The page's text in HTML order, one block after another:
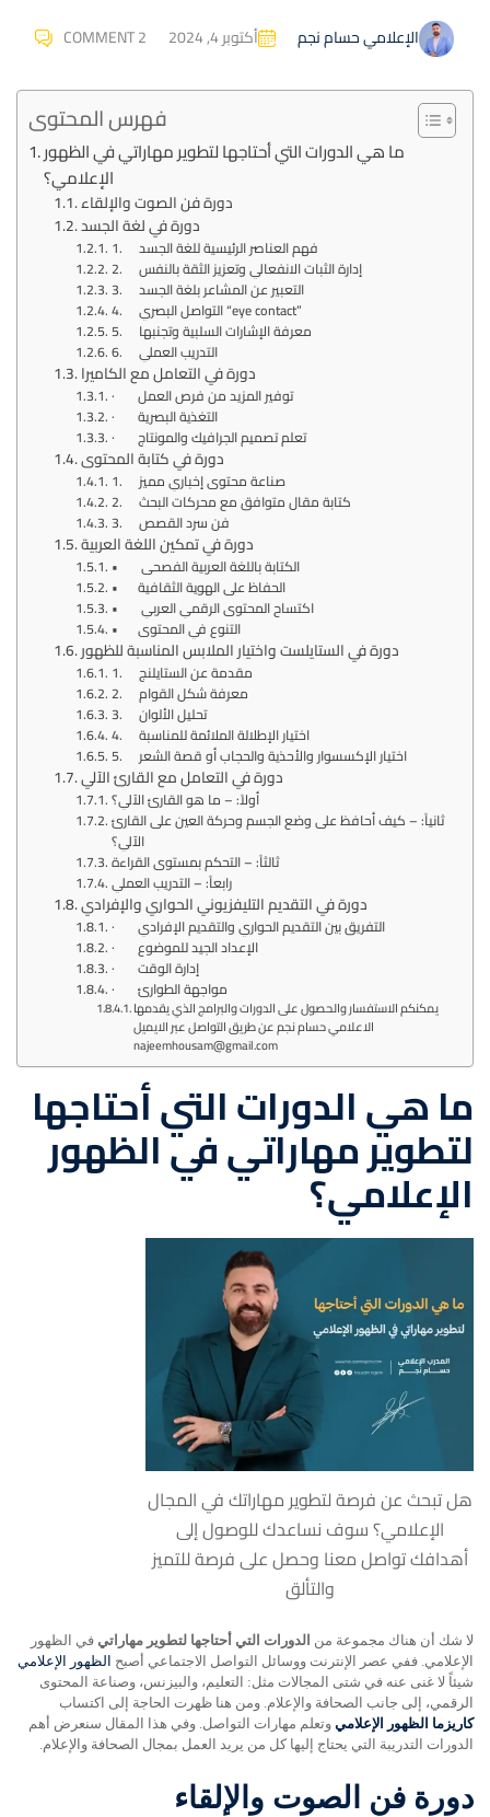
الإعلامي حسام نجم أكتوبر 4, 2024 COMMENT 2
فهرس المحتوى
ما هي الدورات التي أحتاجها لتطوير مهاراتي في الظهور
الإعلامي؟
دورة فن الصوت والإلقاء
دورة في لغة الجسد
1. فهم العناصر الرئيسية للغة الجسد
2. إدارة الثبات الانفعالي وتعزيز الثقة بالنفس
3. التعبير عن المشاعر بلغة الجسد
4. التواصل البصري “eye contact”
5. معرفة الإشارات السلبية وتجنبها
6. التدريب العملي
دورة في التعامل مع الكاميرا
· توفير المزيد من فرص العمل
· التغذية البصرية
· تعلم تصميم الجرافيك والمونتاج
دورة في كتابة المحتوى
1. صناعة محتوى إخباري مميز
2. كتابة مقال متوافق مع محركات البحث
3. فن سرد القصص
دورة في تمكين اللغة العربية
• الكتابة باللغة العربية الفصحى
• الحفاظ على الهوية الثقافية
• اكتساح المحتوى الرقمي العربي
• التنوع في المحتوى
دورة في الستايلست واختيار الملابس المناسبة للظهور
1. مقدمة عن الستايلنج
2. معرفة شكل القوام
3. تحليل الألوان
4. اختيار الإطلالة الملائمة للمناسبة
5. اختيار الإكسسوار والأحذية والحجاب أو قصة الشعر
دورة في التعامل مع القارئ الآلي
أولاً: – ما هو القارئ الآلي؟
ثانياً: – كيف أحافظ على وضع الجسم وحركة العين على القارئ
الآلي؟
ثالثاً: – التحكم بمستوى القراءة
رابعاً: – التدريب العملي
دورة في التقديم التليفزيوني الحواري والإفرادي
· التفريق بين التقديم الحواري والتقديم الإفرادي
· الإعداد الجيد للموضوع
· إدارة الوقت
· مواجهة الطوارئ
يمكنكم الاستفسار والحصول على الدورات والبرامج الذي يقدمها
الاعلامي حسام نجم عن طريق التواصل عبر الايميل
najeemhousam@gmail.com
ما هي الدورات التي أحتاجها
لتطوير مهاراتي في الظهور
الإعلامي؟
هل تبحث عن فرصة لتطوير مهاراتك في المجال
الإعلامي؟ سوف نساعدك للوصول إلى
أهدافك تواصل معنا وحصل على فرصة للتميز
والتألق
لا شك أن هناك مجموعة من الدورات التي أحتاجها لتطوير مهاراتي في الظهور
الإعلامي. ففي عصر الإنترنت ووسائل التواصل الاجتماعي أصبح الظهور الإعلامي
شيئاً لا غنى عنه في شتى المجالات مثل: التعليم، والبيزنس، وصناعة المحتوى
الرقمي، إلى جانب الصحافة والإعلام. ومن هنا ظهرت الحاجة إلى اكتساب
كاريزما الظهور الإعلامي وتعلم مهارات التواصل. وفي هذا المقال سنعرض أهم
الدورات التدريبة التي يحتاج إليها كل من يريد العمل بمجال الصحافة والإعلام.
دورة فن الصوت والإلقاء